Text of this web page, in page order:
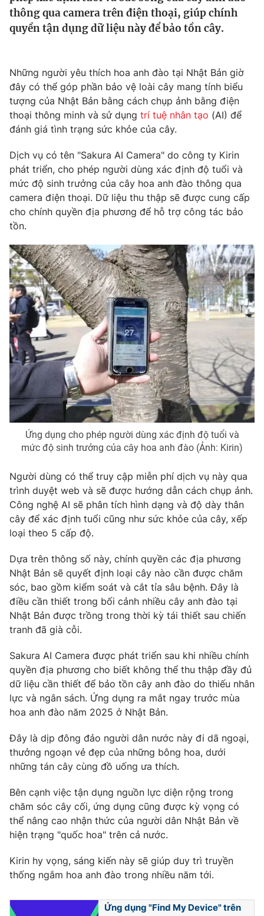
Tin tức
Câu chuyện quốc tế
Kinh tế
Thị trường
Góc doanh nghiệp
Dữ liệu và đời sống
Truyền hình
Phim VTV
Hậu trường
Nhân vật
Khán giả
Giải sao mai
Giải trí
Điện ảnh
Âm nhạc
Sao
Đời sống
Du lịch
Làm đẹp
Chất lượng cuộc sống
Giáo dục
Tuyển sinh
Học trực tuyến
Hitech Công nghệ tương lai
Sản phẩm
Thị trường
Tư vấn
Giao lưu trực tuyến
Lịch phát sóng
Chuyên mục khác
Emagazine Podcast
Photo Infographic
Video Shorts video
VTV Money VTV Thể thao
VTV Sức khoẻ Bất động sản
VTV4 Vươn mình bằng AI
VTV9 VTV8
THỜI BÁO VTV
Theo dõi báo trên
Cơ quan chủ quản:Đài Truyền hình Việt Nam
Cơ quan báo chí:Thời báo VTV
Giấy phép hoạt động báo in và báo điện tử số 483/GP-BTTTT
Tổng Biên tập:Vũ Thanh Thủy
Phó Tổng Biên tập: Nguyễn Thị Mỹ Hạnh, Phạm Quốc Thắng,
Tổng đài VTV: 024.38 355 931 - 024.38 355 932
thông qua camera trên điện thoại, giúp chính
quyền tận dụng dữ liệu này để bảo tồn cây.
Những người yêu thích hoa anh đào tại Nhật Bản giờ
đây có thể góp phần bảo vệ loài cây mang tính biểu
tượng của Nhật Bản bằng cách chụp ảnh bằng điện
thoại thông minh và sử dụng trí tuệ nhân tạo (AI) để
đánh giá tình trạng sức khỏe của cây.
Dịch vụ có tên "Sakura AI Camera" do công ty Kirin
phát triển, cho phép người dùng xác định độ tuổi và
mức độ sinh trưởng của cây hoa anh đào thông qua
camera điện thoại. Dữ liệu thu thập sẽ được cung cấp
cho chính quyền địa phương để hỗ trợ công tác bảo
tồn.
Ứng dụng cho phép người dùng xác định độ tuổi và
mức độ sinh trưởng của cây hoa anh đào (Ảnh: Kirin)
Người dùng có thể truy cập miễn phí dịch vụ này qua
trình duyệt web và sẽ được hướng dẫn cách chụp ảnh.
Công nghệ AI sẽ phân tích hình dạng và độ dày thân
cây để xác định tuổi cũng như sức khỏe của cây, xếp
loại theo 5 cấp độ.
Dựa trên thông số này, chính quyền các địa phương
Nhật Bản sẽ quyết định loại cây nào cần được chăm
sóc, bao gồm kiểm soát và cắt tỉa sâu bệnh. Đây là
điều cần thiết trong bối cảnh nhiều cây anh đào tại
Nhật Bản được trồng trong thời kỳ tái thiết sau chiến
tranh đã già cỗi.
Sakura AI Camera được phát triển sau khi nhiều chính
quyền địa phương cho biết không thể thu thập đầy đủ
dữ liệu cần thiết để bảo tồn cây anh đào do thiếu nhân
lực và ngân sách. Ứng dụng ra mắt ngay trước mùa
hoa anh đào năm 2025 ở Nhật Bản.
Đây là dịp đông đảo người dân nước này đi dã ngoại,
thưởng ngoạn vẻ đẹp của những bông hoa, dưới
những tán cây cùng đồ uống ưa thích.
Bên cạnh việc tận dụng nguồn lực diện rộng trong
chăm sóc cây cối, ứng dụng cũng được kỳ vọng có
thể nâng cao nhận thức của người dân Nhật Bản về
hiện trạng "quốc hoa" trên cả nước.
Kirin hy vọng, sáng kiến này sẽ giúp duy trì truyền
thống ngắm hoa anh đào trong nhiều năm tới.
Ứng dụng "Find My Device" trên